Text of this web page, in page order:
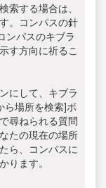
索する場合は、
。コンパスの針
ンパスのキブラ
す方向に祈るこ
にして、キブラ
ら場所を検索]ボ
尋ねられる質問
たの現在の場所
ら、コンパスに
ります。